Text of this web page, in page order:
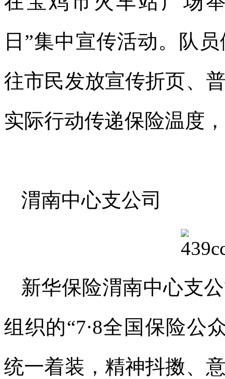
日”集中宣传活动。队
往市民发放宣传折页、
实际行动传递保险温度
渭南中心支公司
新华保险渭南中心支
组织的“7·8全国保险公
统一着装，精神抖擞、